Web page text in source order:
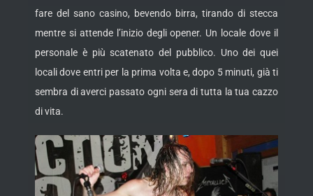
fare del sano casino, bevendo birra, tirando di stecca
mentre si attende l’inizio degli opener. Un locale dove il
personale è più scatenato del pubblico. Uno dei quei
locali dove entri per la prima volta e, dopo 5 minuti, già ti
sembra di averci passato ogni sera di tutta la tua cazzo
di vita.